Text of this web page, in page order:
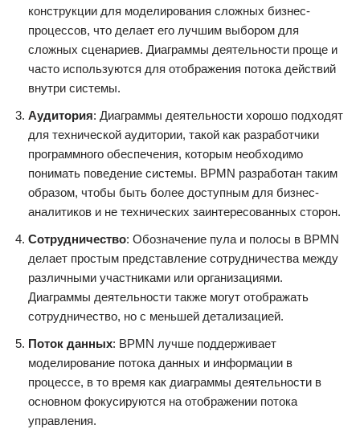
конструкции для моделирования сложных бизнес-
процессов, что делает его лучшим выбором для
сложных сценариев. Диаграммы деятельности проще и
часто используются для отображения потока действий
внутри системы.
Аудитория: Диаграммы деятельности хорошо подходят
для технической аудитории, такой как разработчики
программного обеспечения, которым необходимо
понимать поведение системы. BPMN разработан таким
образом, чтобы быть более доступным для бизнес-
аналитиков и не технических заинтересованных сторон.
Сотрудничество: Обозначение пула и полосы в BPMN
делает простым представление сотрудничества между
различными участниками или организациями.
Диаграммы деятельности также могут отображать
сотрудничество, но с меньшей детализацией.
Поток данных: BPMN лучше поддерживает
моделирование потока данных и информации в
процессе, в то время как диаграммы деятельности в
основном фокусируются на отображении потока
управления.